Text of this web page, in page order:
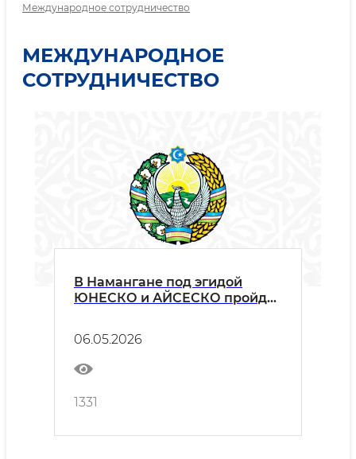
Международное сотрудничество
МЕЖДУНАРОДНОЕ
СОТРУДНИЧЕСТВО
В Намангане под эгидой
ЮНЕСКО и АЙСЕСКО пройдёт
06.05.2026
1331